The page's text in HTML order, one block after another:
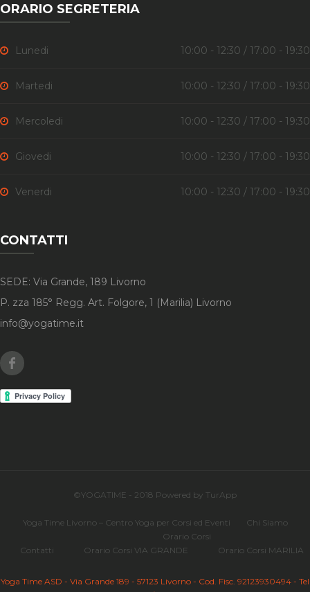
ORARIO SEGRETERIA
Lunedi 10:00 - 12:30 / 17:00 - 19:30
Martedi 10:00 - 12:30 / 17:00 - 19:30
Mercoledi 10:00 - 12:30 / 17:00 - 19:30
Giovedi 10:00 - 12:30 / 17:00 - 19:30
Venerdi 10:00 - 12:30 / 17:00 - 19:30
CONTATTI
SEDE: Via Grande, 189 Livorno
P. zza 185° Regg. Art. Folgore, 1 (Marilia) Livorno
info@yogatime.it
©YOGATIME - 2018 Powered by TurApp
Yoga Time Livorno – Centro Yoga per Corsi ed Eventi Chi Siamo
Contatti
Orario Corsi
Orario Corsi VIA GRANDE
Orario Corsi MARILIA
Yoga Time ASD - Via Grande 189 - 57123 Livorno - Cod. Fisc. 92123930494 - Tel